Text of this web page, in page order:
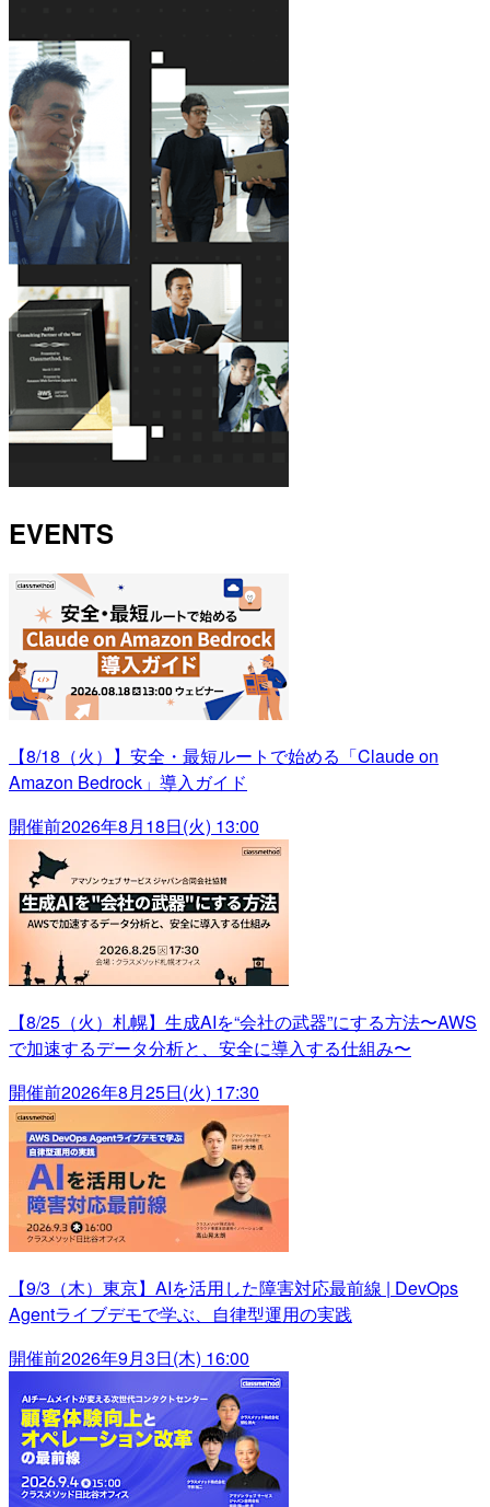
EVENTS
【8/18（火）】安全・最短ルートで始める「Claude on
Amazon Bedrock」導入ガイド
開催前2026年8月18日(火) 13:00
【8/25（火）札幌】生成AIを“会社の武器”にする方法〜AWS
で加速するデータ分析と、安全に導入する仕組み〜
開催前2026年8月25日(火) 17:30
【9/3（木）東京】AIを活用した障害対応最前線 | DevOps
Agentライブデモで学ぶ、自律型運用の実践
開催前2026年9月3日(木) 16:00